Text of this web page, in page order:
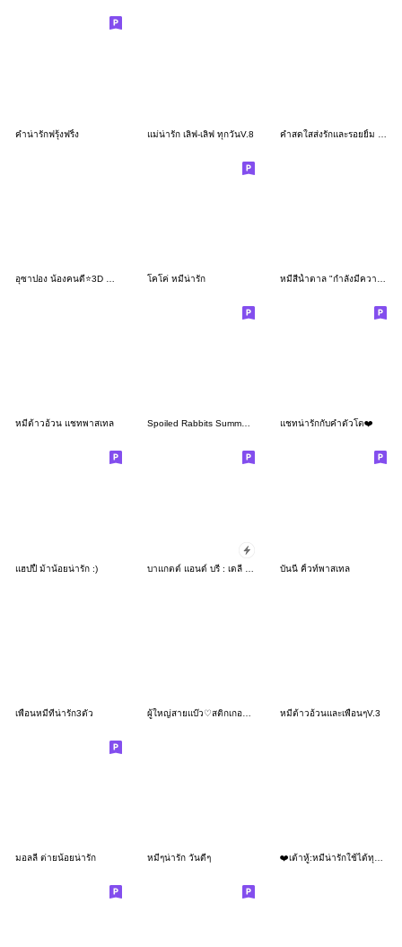
คำน่ารักฟรุ้งฟริ้ง แม่น่ารัก เลิฟ-เลิฟ ทุกวันV.8
โคโค่ หมีน่ารัก
หมีต้าวอ้วน แชทพาสเทล Spoiled Rabbits Summer 2025 [ENG] แชทน่ารักกับคำตัวโต❤️
แฮปปี้ ม้าน้อยน่ารัก :) บันนี่ คิ้วท์พาสเทล
เพื่อนหมีที่น่ารัก3ตัว หมีต้าวอ้วนและเพื่อนๆV.3
มอลลี่ ต่ายน้อยน่ารัก หมีๆน่ารัก วันดีๆ ❤️เต้าหู้:หมีน่ารักใช้ได้ทุกวัน❤️